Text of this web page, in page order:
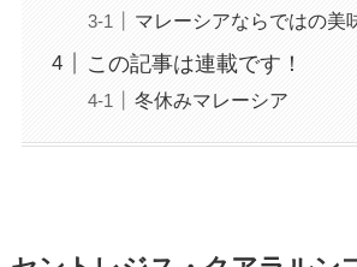
マレーシアならではの美
この記事は連載です！
冬休みマレーシア